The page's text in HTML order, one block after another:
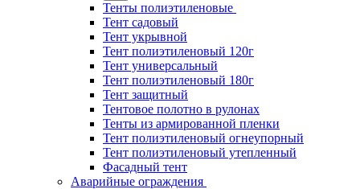
Тенты полиэтиленовые
Тент садовый
Тент укрывной
Тент полиэтиленовый 120г
Тент универсальный
Тент полиэтиленовый 180г
Тент защитный
Тентовое полотно в рулонах
Тенты из армированной пленки
Тент полиэтиленовый огнеупорный
Тент полиэтиленовый утепленный
Фасадный тент
Аварийные ограждения